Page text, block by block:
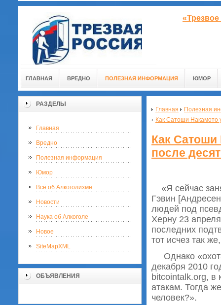
ГЛАВНАЯ ВРЕДНО ПОЛЕЗНАЯ ИНФОРМАЦИЯ ЮМОР
РАЗДЕЛЫ
Главная
Вредно
Полезная информация
Юмор
Всё об Алкоголизме
Новости
Наука об Алкоголе
Новое
SiteMapXML
ОБЪЯВЛЕНИЯ
Главная
Полезная
Как Сатоши Накамото
Как Сатоши
после
«Я сейчас
Гэвин
людей под
Херну 23
последних
тот исчез так
Однако
декабря 2010
bitcointalk.org, в
атакам. Тогда
человек?».